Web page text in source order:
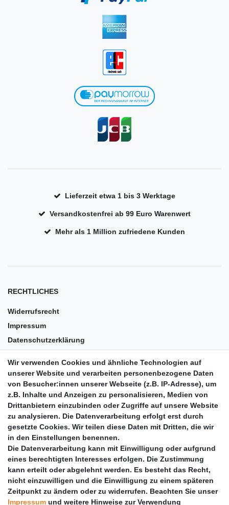
Lieferzeit etwa 1 bis 3 Werktage
Versandkostenfrei ab 99 Euro Warenwert
Mehr als 1 Million zufriedene Kunden
RECHTLICHES
Widerrufsrecht
Impressum
Datenschutzerklärung
Barrierefreiheit
Anleitungen
Vertrag widerrufen
PARTNER
DHL
GLS
PaketPLUS
Wir verwenden Cookies und ähnliche Technologien auf
unserer Website und verarbeiten personenbezogene Daten
von Besucher:innen unserer Webseite (z.B. IP-Adresse), um
z.B. Inhalte und Anzeigen zu personalisieren, Medien von
Drittanbietern einzubinden oder Zugriffe auf unsere Website
zu analysieren. Die Datenverarbeitung erfolgt erst durch
gesetzte Cookies. Wir teilen diese Daten mit Dritten, die wir
in den Einstellungen benennen.
Die Datenverarbeitung kann mit Einwilligung oder aufgrund
eines berechtigten Interesses erfolgen. Die Zustimmung
kann erteilt oder abgelehnt werden. Es besteht das Recht,
nicht einzuwilligen und die Einwilligung zu einem späteren
Zeitpunkt zu ändern oder zu widerrufen. Beachten Sie unser
Impressum und weitere Hinweise zur Verwendung